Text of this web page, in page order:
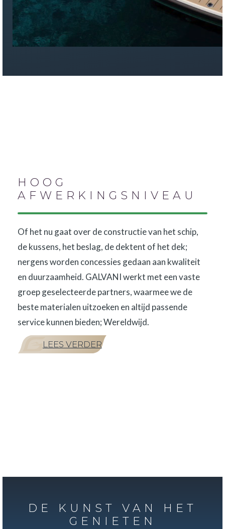
HOOG
AFWERKINGSNIVEAU
Of het nu gaat over de constructie van het schip,
de kussens, het beslag, de dektent of het dek;
nergens worden concessies gedaan aan kwaliteit
en duurzaamheid. GALVANI werkt met een vaste
groep geselecteerde partners, waarmee we de
beste materialen uitzoeken en altijd passende
service kunnen bieden; Wereldwijd.
LEES VERDER
DE KUNST VAN HET
GENIETEN